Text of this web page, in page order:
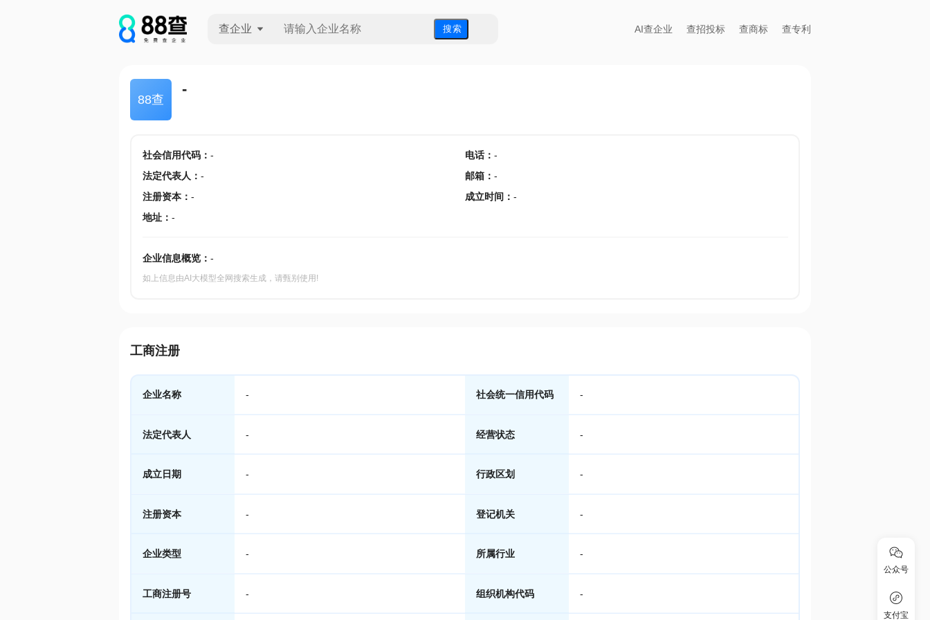
查企业 搜 索 AI查企业 查招投标 查商标 查专利
88查
-
社会信用代码： - 电话： -
法定代表人 ： - 邮箱 ： -
注册资本： - 成立时间 ： -
地址： -
企业信息概览： -
如上信息由AI大模型全网搜索生成，请甄别使用!
工商注册
企业名称 - 社会统一信用代码 -
法定代表人 - 经营状态 -
成立日期 - 行政区划 -
注册资本 - 登记机关 -
企业类型 - 所属行业 -
工商注册号 - 组织机构代码 -
公众号
支付宝